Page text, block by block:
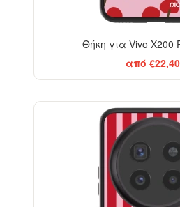
Θήκη για Vivo X200
από €22,40